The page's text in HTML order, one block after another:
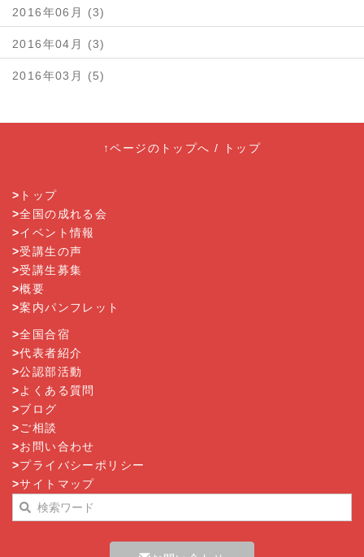
2016年06月 (3)
2016年04月 (3)
2016年03月 (5)
↑ページのトップへ / トップ
> トップ
>全国の成れる会
>イベント情報
>受講生の声
>受講生募集
>概要
>案内パンフレット
>全国合宿
>代表者紹介
>公認部活動
>よくある質問
>ブログ
>ご相談
>お問い合わせ
>プライバシーポリシー
>サイトマップ